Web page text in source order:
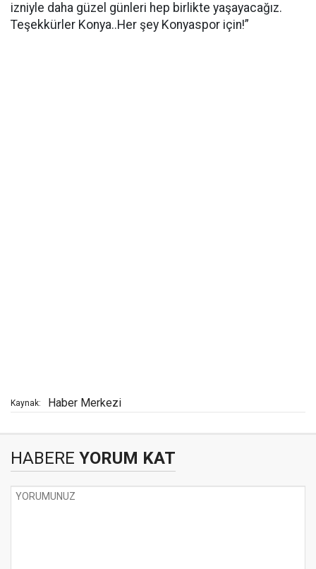
izniyle daha güzel günleri hep birlikte yaşayacağız.
Teşekkürler Konya..Her şey Konyaspor için!”
Kaynak: Haber Merkezi
HABERE YORUM KAT